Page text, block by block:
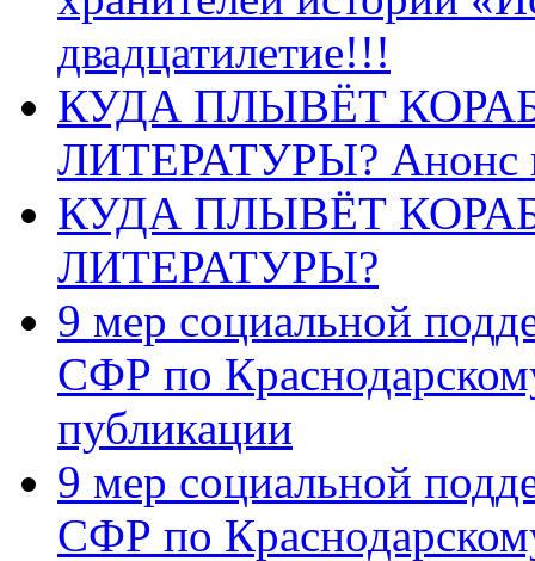
двадцатилетие!!!
КУДА ПЛЫВЁТ
ЛИТЕРАТУРЫ? Анонс
КУДА ПЛЫВЁТ
ЛИТЕРАТУРЫ?
9 мер социальной
СФР по
публикации
9 мер социальной
СФР по